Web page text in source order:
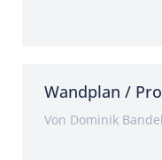
Wandplan /
Von Dominik Bandel